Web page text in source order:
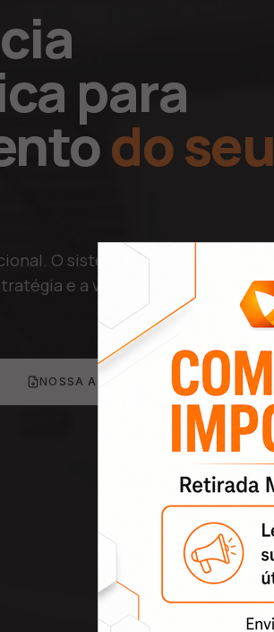
para
do seu
O sistema organiza o
e a visão continuam
NOSSA APRESENTAÇÃO